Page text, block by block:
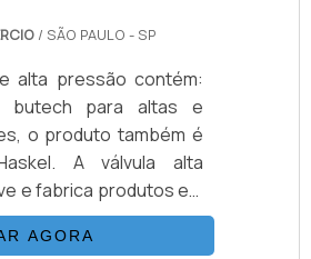
/ SÃO PAULO - SP
alta pressão contém:
butech para altas e
o produto também é
A válvula alta
e fabrica produtos em
e hasteloy, os
válvula são válvulas
AGORA